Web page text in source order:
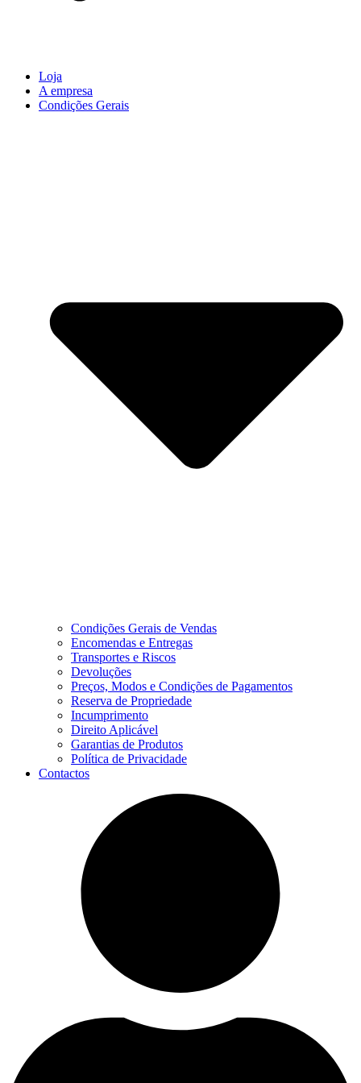
Loja
A empresa
Condições Gerais
Condições Gerais de Vendas
Encomendas e Entregas
Transportes e Riscos
Devoluções
Preços, Modos e Condições de Pagamentos
Reserva de Propriedade
Incumprimento
Direito Aplicável
Garantias de Produtos
Política de Privacidade
Contactos